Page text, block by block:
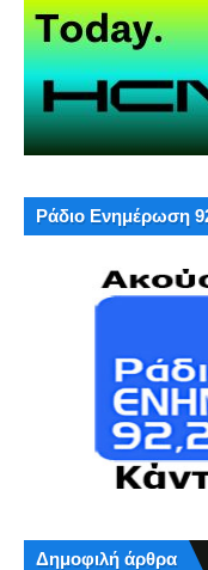
Ράδιο Ενημέρωση
Δημοφιλή άρθρα